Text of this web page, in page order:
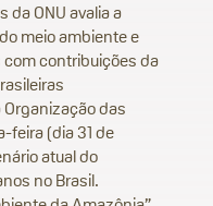
da ONU avalia a
meio ambiente e
contribuições da
das
feira (dia 31 de
atual do
no Brasil.